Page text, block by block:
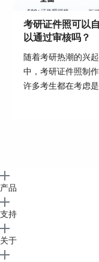
考研证件照可以
以通过审核吗？
随着考研热潮的兴
中，考研证件照制
许多考生都在考虑
担心自拍的照片是
产品
支持
关于